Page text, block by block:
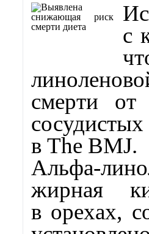
с
смерти
в The BMJ.
Альфа-
жирная
в орехах,